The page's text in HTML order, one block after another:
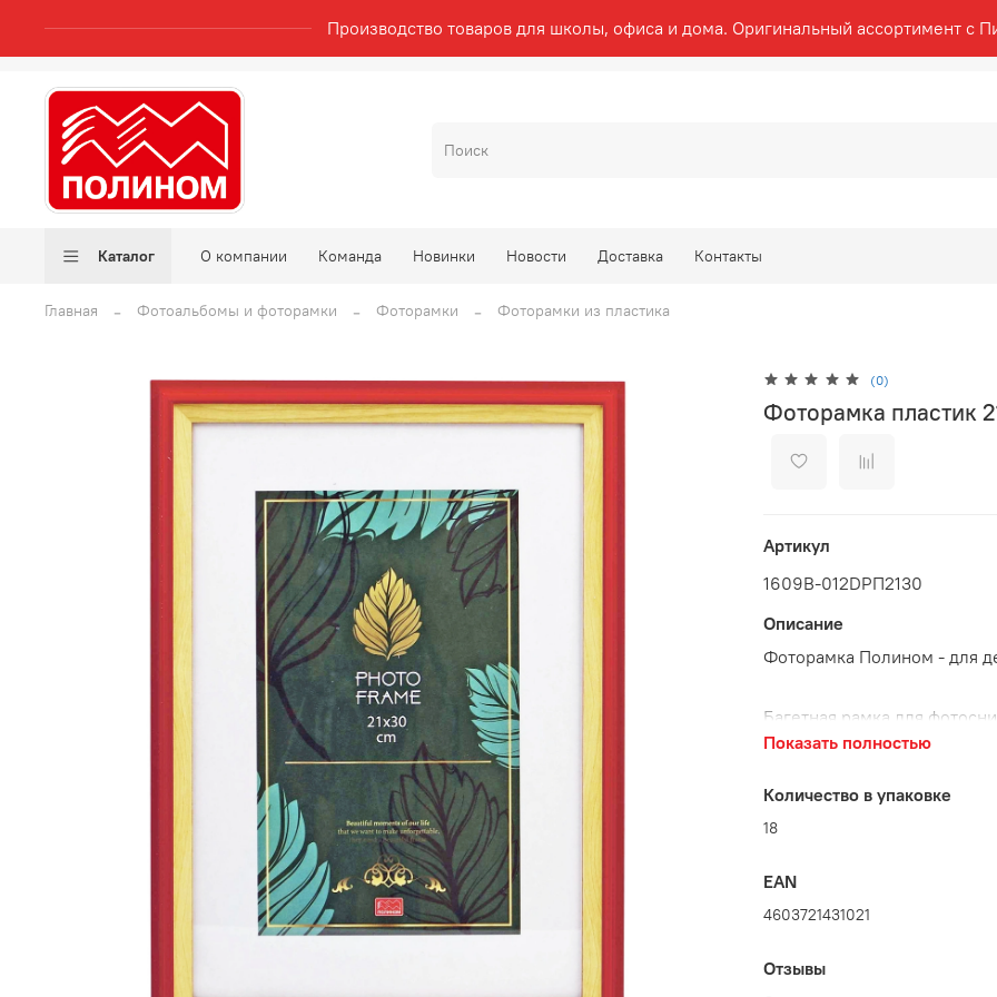
Производство товаров для школы, офиса и дома. Оригинальный ассортимент с
Каталог О компании Команда Новинки Новости Доставка Контакты
Главная Фотоальбомы и фоторамки Фоторамки Фоторамки из пластика
(0)
Фоторамка пластик
Артикул
1609В-012DРП2130
Описание
Фоторамка Полином - для
Багетная рамка для
подходит для
Выполнена эта недорогая
европейском
Глубина багета 16 мм.
Багетная рама А4 оснащена
горизонтально.
придания солидности.
Показать полностью
Количество в упаковке
18
EAN
4603721431021
Отзывы